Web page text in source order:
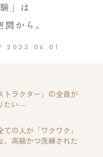
」は
から。
//2023.06.01
トラクター」の全員が
たい―
の人が「ワクワク」
、高級かつ洗練された